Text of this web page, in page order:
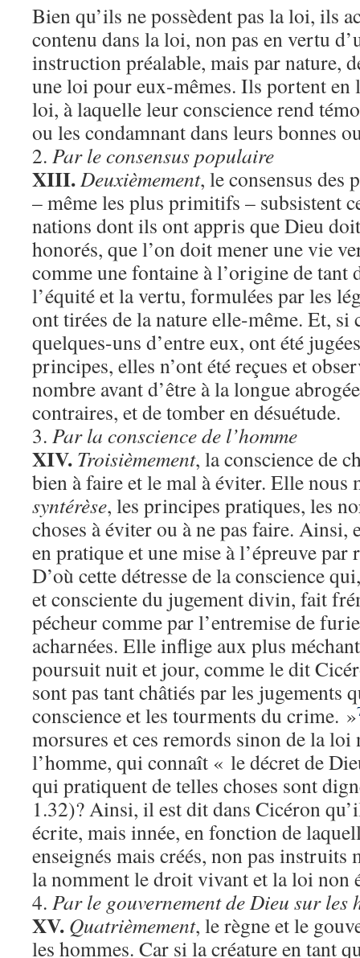
Bien qu’ils ne possèdent pas la loi, ils
contenu dans la loi, non pas en vertu
instruction préalable, mais par nature,
une loi pour eux-mêmes. Ils portent
loi, à laquelle leur conscience rend
ou les condamnant dans leurs bonnes
2. Par le consensus populaire
XIII. Deuxièmement, le consensus des
– même les plus primitifs – subsistent
nations dont ils ont appris que Dieu
honorés, que l’on doit mener une vie
comme une fontaine à l’origine de tant
l’équité et la vertu, formulées par les
ont tirées de la nature elle-même. Et, si
quelques-uns d’entre eux, ont été
principes, elles n’ont été reçues et
nombre avant d’être à la longue
contraires, et de tomber en désuétude.
3. Par la conscience de l’homme
XIV. Troisièmement, la conscience de
bien à faire et le mal à éviter. Elle nous
syntérèse, les principes pratiques, les
choses à éviter ou à ne pas faire. Ainsi,
en pratique et une mise à l’épreuve par
D’où cette détresse de la conscience
et consciente du jugement divin, fait
pécheur comme par l’entremise de
acharnées. Elle inflige aux plus
poursuit nuit et jour, comme le dit
sont pas tant châtiés par les jugements
conscience et les tourments du crime. »
morsures et ces remords sinon de la
l’homme, qui connaît « le décret de
qui pratiquent de telles choses sont
1.32)? Ainsi, il est dit dans Cicéron
écrite, mais innée, en fonction de
enseignés mais créés, non pas instruits
la nomment le droit vivant et la loi non
4. Par le gouvernement de Dieu sur les
XV. Quatrièmement, le règne et le
les hommes. Car si la créature en tant